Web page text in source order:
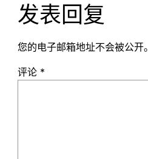
发表回复
您的电子邮箱地址不会被公开。
评论 *